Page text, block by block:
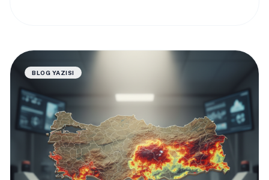
BLOG YAZISI